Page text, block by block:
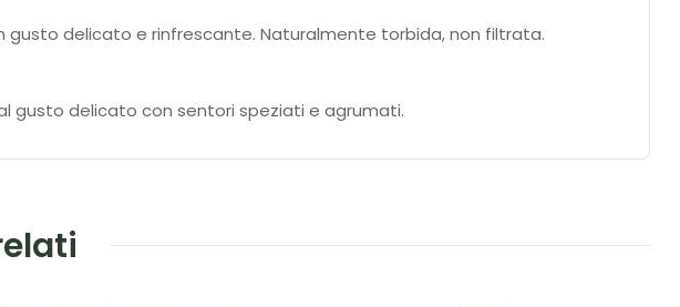
gusto delicato e rinfrescante. Naturalmente torbida, non filtrata.
gusto delicato con sentori speziati e agrumati.